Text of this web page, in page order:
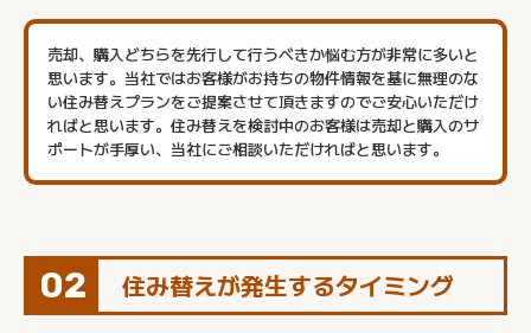
売却、購入どちらを先行して行うべきか悩む方が非常に多いと
思います。当社ではお客様がお持ちの物件情報を基に無理のな
い住み替えプランをご提案させて頂きますのでご安心いただけ
ればと思います。住み替えを検討中のお客様は売却と購入のサ
ポートが手厚い、当社にご相談いただければと思います。
02 住み替えが発生するタイミング